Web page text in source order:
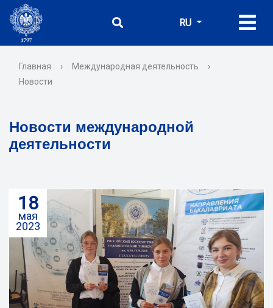
RU
Главная › Международная деятельность
›
Новости
Новости международной
деятельности
18
мая
2023